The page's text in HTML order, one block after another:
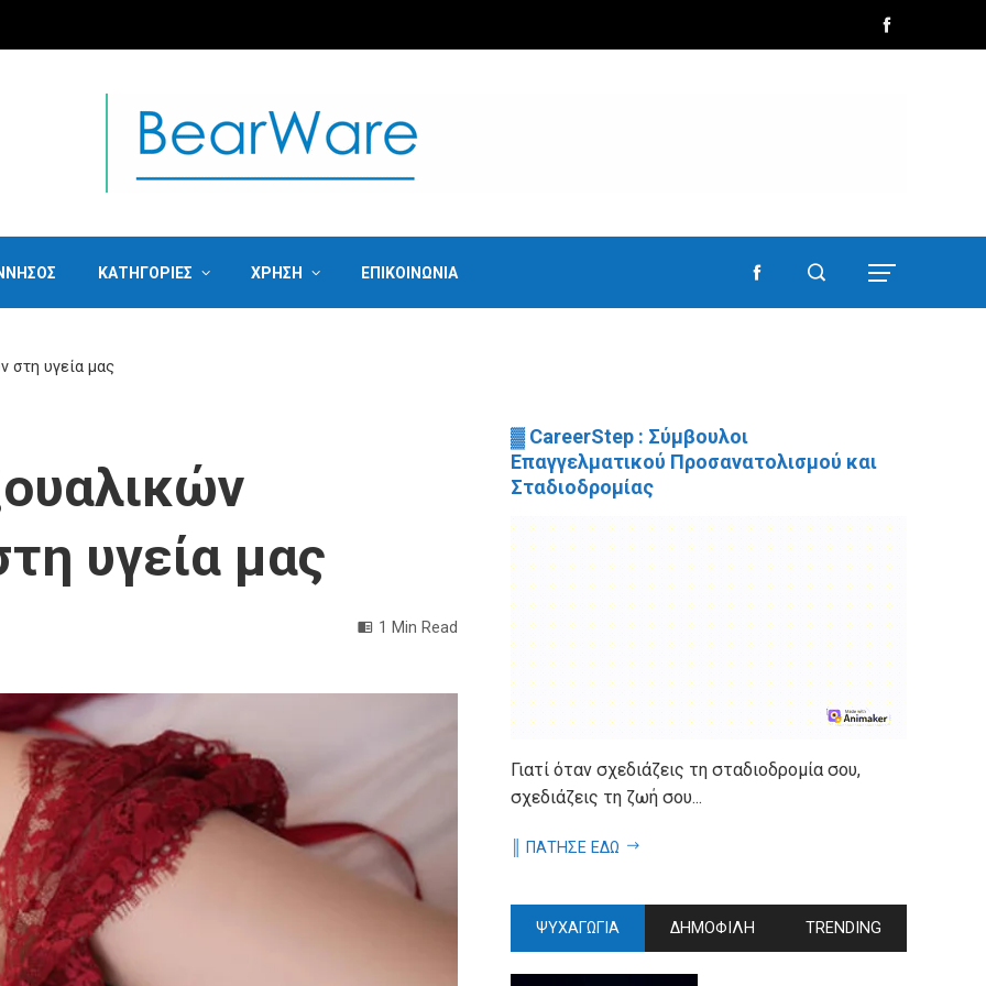
ΚΑΤΗΓΟΡΙΕΣ ΧΡΗΣΗ ΕΠΙΚΟΙΝΩΝΙΑ
στη υγεία μας
υγεία μας
1 Min Read
▓ CareerStep : Σύμβουλοι
Επαγγελματικού Προσανατολισμού και
Σταδιοδρομίας
Γιατί όταν σχεδιάζεις τη σταδιοδρομία σου,
σχεδιάζεις τη ζωή σου...
║ ΠΑΤΗΣΕ ΕΔΩ
ΨΥΧΑΓΩΓΙΑ ΔΗΜΟΦΙΛΗ TRENDING